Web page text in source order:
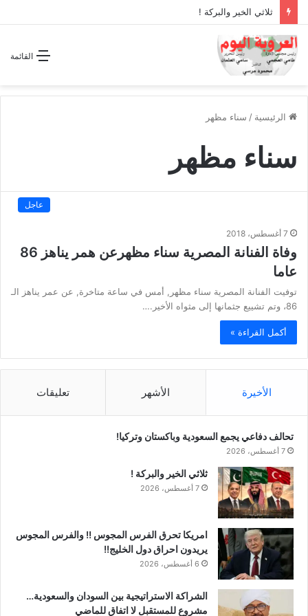
ثلاثي الخير والبركة !
القائمة
الرئيسية / سناء مظهر
سناء مظهر
عاجل
7 أغسطس، 2018
وفاة الفنانة المصرية سناء مظهرعن همر يناهز 86
عاما
توفيت الفنانة المصرية سناء مظهر, أمس في ساعة متاخرة, عن عمر يناهز الـ
86، وتم تشييع جثمانها إلى مثواه الأخير.…
أكمل القراءة »
الأخيرة الأشهر تعليقات
تحالف دفاعي يجمع السعودية وباكستان وتركيا!
7 أغسطس، 2026
ثلاثي الخير والبركة !
7 أغسطس، 2026
امريكا تحرق الفرس المجوس !! والفرس المجوس
يريدون احراق دول الخليج!!
6 أغسطس، 2026
الشراكة الاستراتيجية بين السودان والسعودية…
مشروع للمستقبل لا اتفاق للماضي